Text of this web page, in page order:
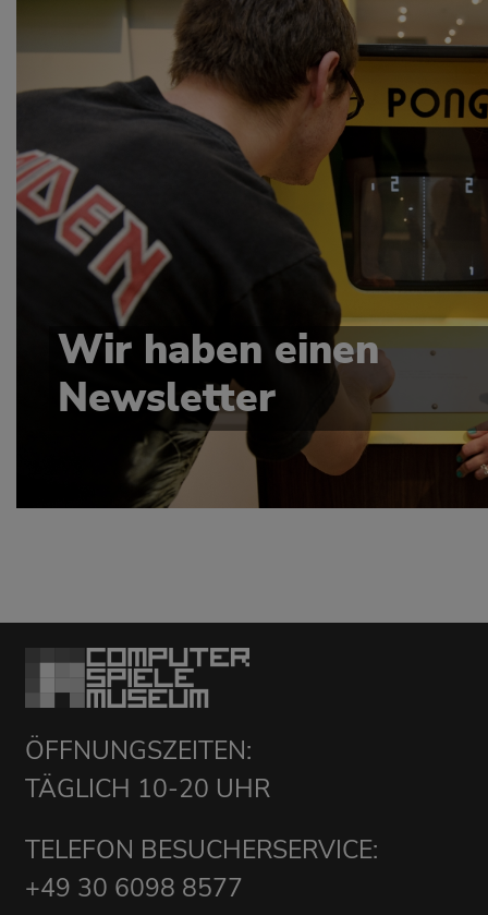
Wir haben einen
Newsletter
ÖFFNUNGSZEITEN:
TÄGLICH 10-20 UHR
TELEFON BESUCHERSERVICE:
+49 30 6098 8577